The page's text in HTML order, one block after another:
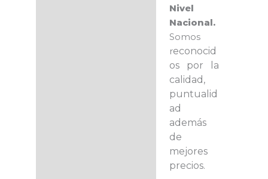
Nivel
Nacional.
Somos
reconocid
os por la
calidad,
puntualid
ad
además
de
mejores
precios.